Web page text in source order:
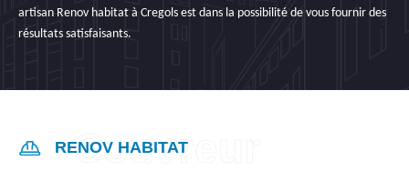
artisan Renov habitat à Cregols est dans la possibilité de vous fournir des
résultats satisfaisants.
RENOV HABITAT